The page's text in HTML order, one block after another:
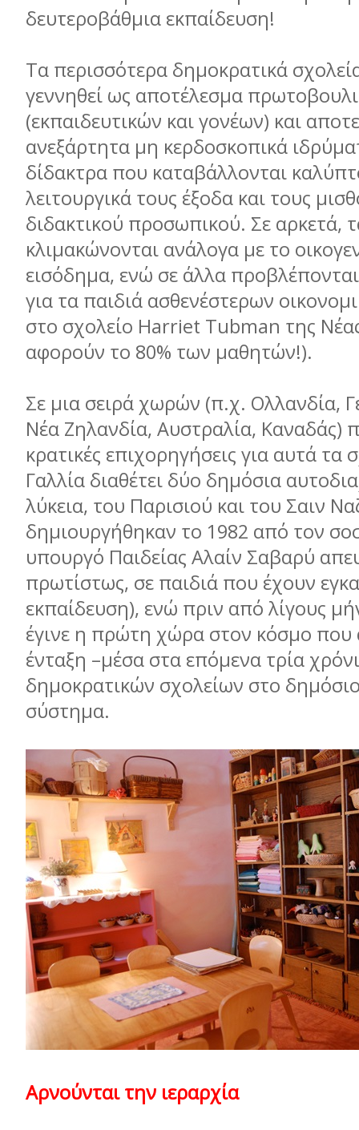
δευτεροβάθµια εκπαίδευση!
Τα περισσότερα δηµοκρατικά
γεννηθεί ως αποτέλεσµα
(εκπαιδευτικών και γονέων) και
ανεξάρτητα µη κερδοσκοπικά
δίδακτρα που καταβάλλονται
λειτουργικά τους έξοδα και τους
διδακτικού προσωπικού. Σε αρκετά,
κλιµακώνονται ανάλογα µε το
εισόδηµα, ενώ σε άλλα
για τα παιδιά ασθενέστερων
στο σχολείο Ηarriet Tubman της
αφορούν το 80% των µαθητών!).
Σε µια σειρά χωρών (π.χ. Ολλανδία,
Νέα Ζηλανδία, Αυστραλία, Καναδάς)
κρατικές επιχορηγήσεις για αυτά τα
Γαλλία διαθέτει δύο δηµόσια
λύκεια, του Παρισιού και του Σαιν
δηµιουργήθηκαν το 1982 από τον
υπουργό Παιδείας Αλαίν Σαβαρύ
πρωτίστως, σε παιδιά που έχουν
εκπαίδευση), ενώ πριν από λίγους
έγινε η πρώτη χώρα στον κόσµο που
ένταξη –µέσα στα επόµενα τρία
δηµοκρατικών σχολείων στο
σύστηµα.
Αρνούνται την ιεραρχία